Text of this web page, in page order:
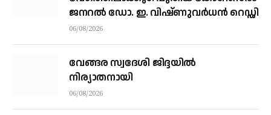
ജനറൽ ഡോ. ഇ. വിഷ്ണുവർധൻ റെഡ്ഡി
06/08/2026
വേങ്ങര സ്വദേശി ജിദ്ദയിൽ
നിര്യാതനായി
06/08/2026